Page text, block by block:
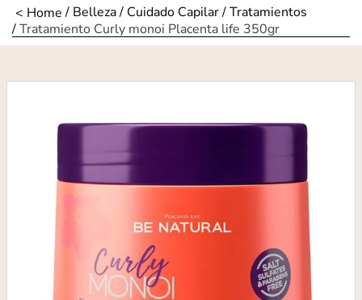
Belleza Cuidado Capilar Tratamientos
Tratamiento Curly monoi Placenta life 350gr